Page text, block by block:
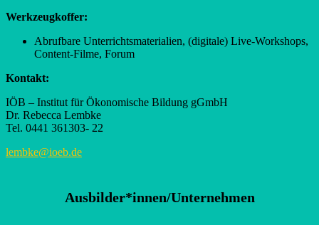
Werkzeugkoffer:
Abrufbare Unterrichtsmaterialien, (digitale) Live-Workshops,
Content-Filme, Forum
Kontakt:
IÖB – Institut für Ökonomische Bildung gGmbH
Dr. Rebecca Lembke
Tel. 0441 361303- 22
lembke@ioeb.de
Ausbilder*innen/Unternehmen